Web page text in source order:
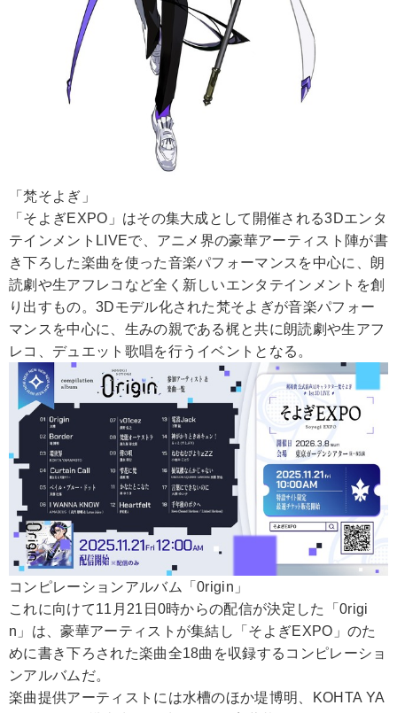
「梵そよぎ」
「そよぎEXPO」はその集大成として開催される3Dエンタ
テインメントLIVEで、アニメ界の豪華アーティスト陣が書
き下ろした楽曲を使った音楽パフォーマンスを中心に、朗
読劇や生アフレコなど全く新しいエンタテインメントを創
り出すもの。3Dモデル化された梵そよぎが音楽パフォー
マンスを中心に、生みの親である梶と共に朗読劇や生アフ
レコ、デュエット歌唱を行うイベントとなる。
コンピレーションアルバム「0rigin」
これに向けて11月21日0時からの配信が決定した「0rigi
n」は、豪華アーティストが集結し「そよぎEXPO」のた
めに書き下ろされた楽曲全18曲を収録するコンピレーショ
ンアルバムだ。
楽曲提供アーティストには水槽のほか堤博明、KOHTA YA